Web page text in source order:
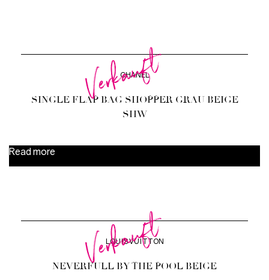
Verkauft
CHANEL
SINGLE FLAP BAG SHOPPER GRAU BEIGE
SHW
Read more
Verkauft
LOUIS VUITTON
NEVERFULL BY THE POOL BEIGE